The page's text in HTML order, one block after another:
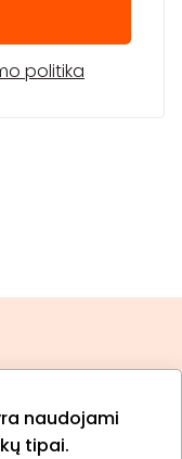
naudojami
tipai.
politika